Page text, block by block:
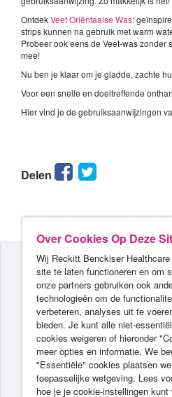
OntdekVeet Oriëntaalse Was:
strips kunnen na gebruik met warm
Probeer ook eens de Veet-was
mee!
Nu ben je klaar om je gladde, zachte
Voor een snelle en doeltreffende
Hier vind je de gebruiksaanwijzingen
Delen Facebook
Twitter
Over Cookies Op Deze
Wij Reckitt Benckiser
site te laten functioneren en om
onze partners gebruiken ook
technologieën om de
verbeteren, analyses uit te
bieden. Je kunt alle niet-
cookies weigeren of hieronder
meer opties en informatie. We
"Essentiële" cookies plaatsen
toepasselijke wetgeving. Lees
hoe je je cookie-instellingen kunt